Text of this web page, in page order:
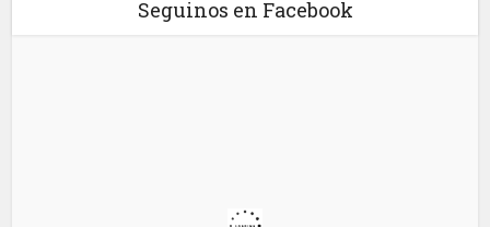
Seguinos en Facebook